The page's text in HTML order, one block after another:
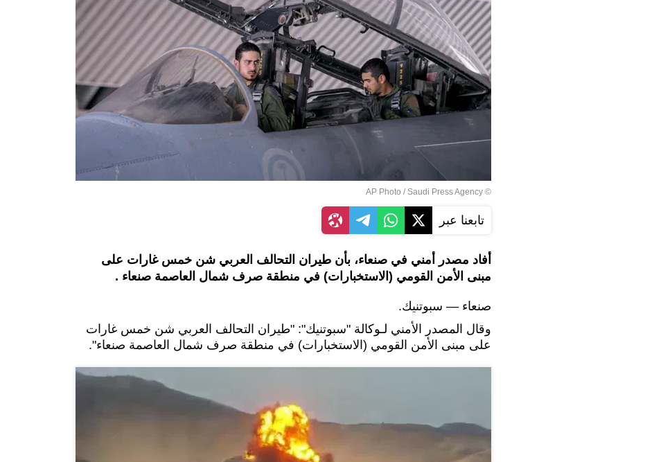
© AP Photo / Saudi Press Agency
تابعنا عبر
أفاد مصدر أمني في صنعاء، بأن طيران التحالف العربي شن خمس غارات على
مبنى الأمن القومي (الاستخبارات) في منطقة صرف شمال العاصمة صنعاء .
صنعاء — سبوتنيك.
وقال المصدر الأمني لـوكالة "سبوتنيك": "طيران التحالف العربي شن خمس غارات
على مبنى الأمن القومي (الاستخبارات) في منطقة صرف شمال العاصمة صنعاء".